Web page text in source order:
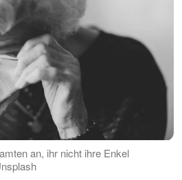
an, ihr nicht ihre Enkel